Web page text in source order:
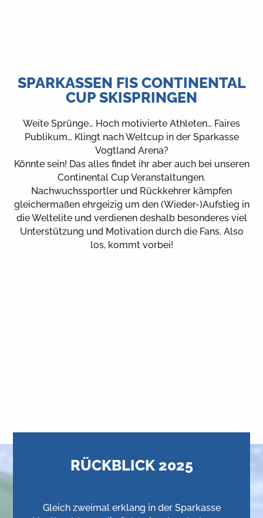
SPARKASSEN FIS CONTINENTAL
CUP SKISPRINGEN
Weite Sprünge… Hoch motivierte Athleten… Faires
Publikum… Klingt nach Weltcup in der Sparkasse
Vogtland Arena?
Könnte sein! Das alles findet ihr aber auch bei unseren
Continental Cup Veranstaltungen.
Nachwuchssportler und Rückkehrer kämpfen
gleichermaßen ehrgeizig um den (Wieder-)Aufstieg in
die Weltelite und verdienen deshalb besonderes viel
Unterstützung und Motivation durch die Fans. Also
los, kommt vorbei!
RÜCKBLICK 2025
Gleich zweimal erklang in der Sparkasse